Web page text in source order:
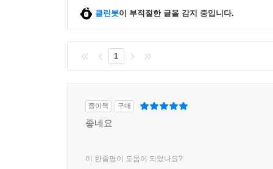
클린봇이 부적절한 글을 감지 중입니다.
1
종이책 구매
좋네요
이 한줄평이 도움이 되었나요?